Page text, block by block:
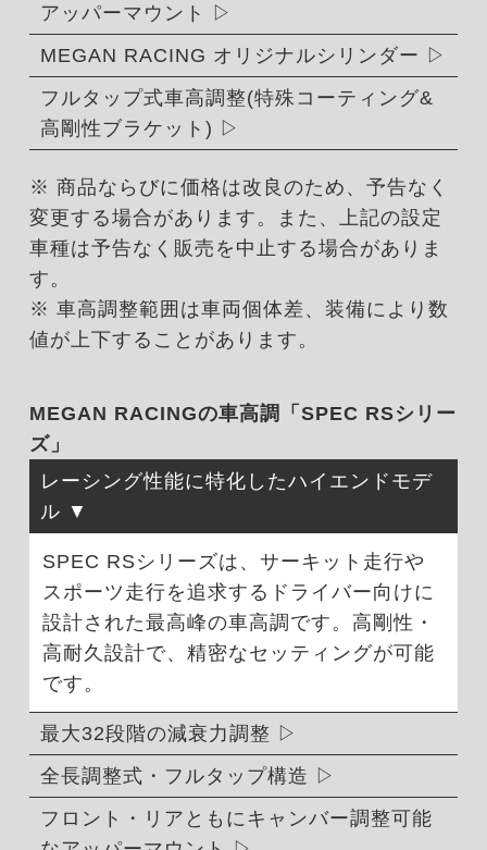
アッパーマウント
MEGAN RACING オリジナルシリンダー
フルタップ式車高調整(特殊コーティング&
高剛性ブラケット)
※ 商品ならびに価格は改良のため、予告なく
変更する場合があります。また、上記の設定
車種は予告なく販売を中止する場合がありま
す。
※ 車高調整範囲は車両個体差、装備により数
値が上下することがあります。
MEGAN RACINGの車高調「SPEC RSシリー
ズ」
レーシング性能に特化したハイエンドモデ
ル
SPEC RSシリーズは、サーキット走行や
スポーツ走行を追求するドライバー向けに
設計された最高峰の車高調です。高剛性・
高耐久設計で、精密なセッティングが可能
です。
最大32段階の減衰力調整
全長調整式・フルタップ構造
フロント・リアともにキャンバー調整可能